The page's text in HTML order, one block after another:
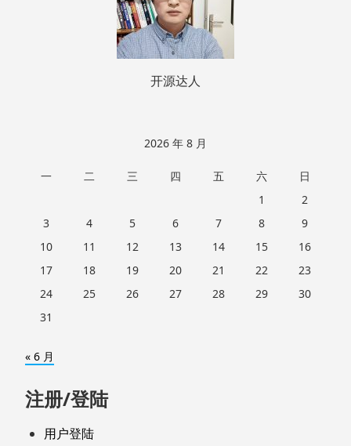
开源达人
2026 年 8 月
一 二 三 四 五 六
日
1
2
3
4 5 6 7 8
9
10
11 12 13 14 15
16
17
18 19 20 21 22
23
24
25 26 27 28 29
30
31
« 6 月
注册/登陆
用户登陆